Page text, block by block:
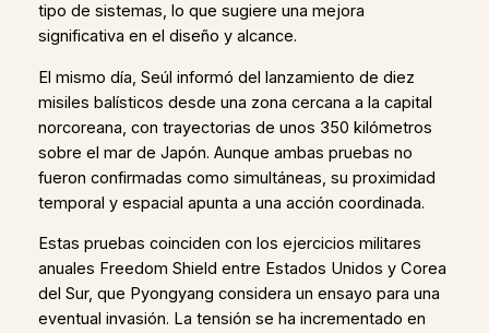
tipo de sistemas, lo que sugiere una mejora
significativa en el diseño y alcance.
El mismo día, Seúl informó del lanzamiento de diez
misiles balísticos desde una zona cercana a la capital
norcoreana, con trayectorias de unos 350 kilómetros
sobre el mar de Japón. Aunque ambas pruebas no
fueron confirmadas como simultáneas, su proximidad
temporal y espacial apunta a una acción coordinada.
Estas pruebas coinciden con los ejercicios militares
anuales Freedom Shield entre Estados Unidos y Corea
del Sur, que Pyongyang considera un ensayo para una
eventual invasión. La tensión se ha incrementado en